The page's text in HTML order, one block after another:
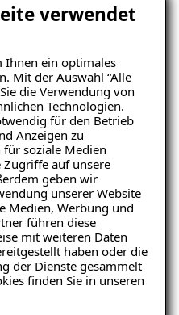
verwendet
Ihnen ein optimales
Mit der Auswahl “Alle
die Verwendung von
Technologien.
für den Betrieb
Anzeigen zu
soziale Medien
auf unsere
geben wir
unserer Website
Medien, Werbung und
führen diese
mit weiteren Daten
haben oder die
der Dienste gesammelt
finden Sie in unseren
ökologischer
durch
Wirkung
Immobilie
als Wohnraum
erhalten!